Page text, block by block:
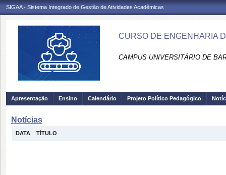
SIGAA - Sistema Integrado de Gestão de Atividades Acadêmicas
CURSO DE ENGENHARIA
CAMPUS UNIVERSITÁRIO DE
Apresentação Ensino Calendário Projeto Político Pedagógico
Notícias
DATA TÍTULO